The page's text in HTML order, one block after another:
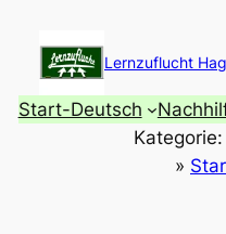
Lernzuflucht
Start-Deutsch
Kategorie:
»